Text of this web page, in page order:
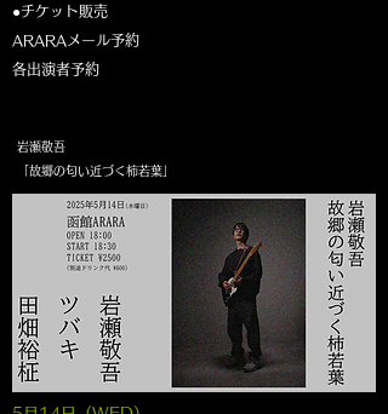
●チケット販売
ARARAメール予約
各出演者予約​
岩瀬敬吾
「故郷の匂い近づく柿若葉」